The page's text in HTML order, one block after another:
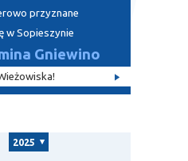
przyznane
w Sopieszynie
Gniewino
2025